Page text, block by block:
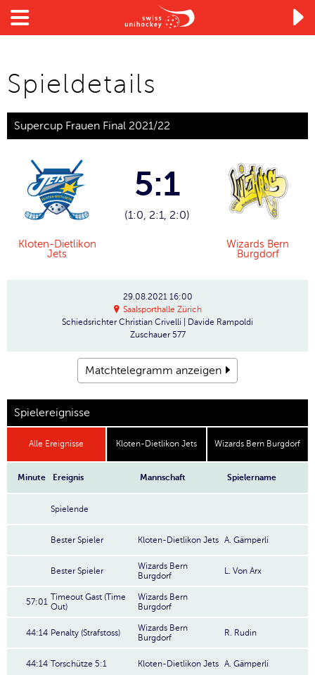

Spieldetails
Supercup Frauen Final 2021/22
Kloten-Dietlikon
Jets
5:1
(1:0, 2:1, 2:0)
Wizards Bern
Burgdorf
29.08.2021 16:00
Saalsporthalle Zürich
Schiedsrichter Christian Crivelli | Davide Rampoldi
Zuschauer 577
Matchtelegramm anzeigen
Spielereignisse
Alle Ereignisse Kloten-Dietlikon Jets Wizards Bern Burgdorf
Minute Ereignis Mannschaft Spielername
Spielende
Bester Spieler Kloten-Dietlikon Jets A. Gämperli
Bester Spieler
Wizards Bern
Burgdorf
L. Von Arx
57:01 Timeout Gast (Time
Out)
Wizards Bern
Burgdorf
44:14 Penalty (Strafstoss)
Wizards Bern
Burgdorf
R. Rudin
44:14 Torschütze 5:1 Kloten-Dietlikon Jets A. Gämperli